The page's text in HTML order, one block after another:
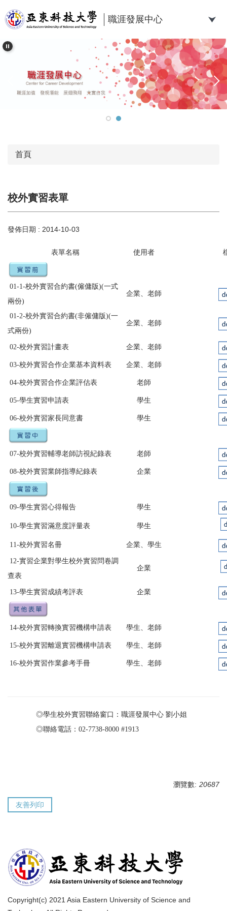
到
主
內
職涯發展中心
首頁
校外實習表單
發佈日期 : 2014-10-03
表單名稱 使用者
01-1-校外實習合約書(僱傭版)(一式
兩份)
企業、老師
01-2-校外實習合約書(非僱傭版)(一
式兩份)
企業、老師
02-校外實習計畫表 企業、老師
03-校外實習合作企業基本資料表 企業、老師
04-校外實習合作企業評估表 老師
05-學生實習申請表 學生
06-校外實習家長同意書 學生
07-校外實習輔導老師訪視紀錄表 老師
08-校外實習業師指導紀錄表 企業
09-學生實習心得報告 學生
10-學生實習滿意度評量表 學生
11-校外實習名冊 企業、學生
12-實習企業對學生校外實習問卷調
查表
企業
13-學生實習成績考評表 企業
14-校外實習轉換實習機構申請表 學生、老師
15-校外實習離退實習機構申請表 學生、老師
16-校外實習作業參考手冊 學生、老師
◎學生校外實習聯絡窗口：職涯發展中心 劉小姐
◎聯絡電話：02-7738-8000 #1913
瀏覽數: 20687
友善列印
Copyright(c) 2021 Asia Eastern University of Science and